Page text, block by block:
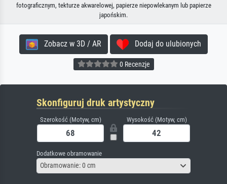
fotograficznym, tekturze akwarelowej, papierze niepowlekanym lub papierze
japońskim.
Zobacz w 3D / AR Dodaj do ulubionych
0 Recenzje
Skonfiguruj druk artystyczny
Szerokość (Motyw, cm) Wysokość (Motyw, cm)
Dodatkowe obramowanie
Obramowanie: 0 cm